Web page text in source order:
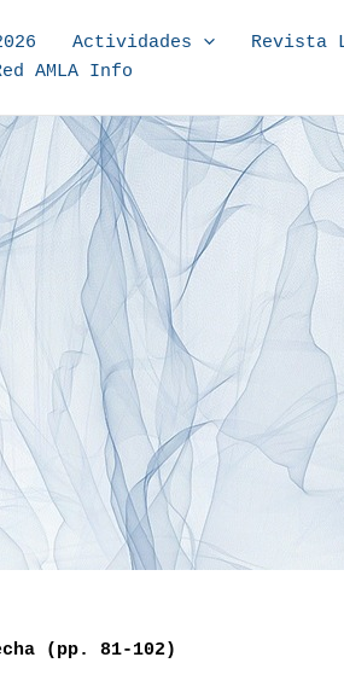
Actividades Revista
AMLA Info
(pp. 81-102)